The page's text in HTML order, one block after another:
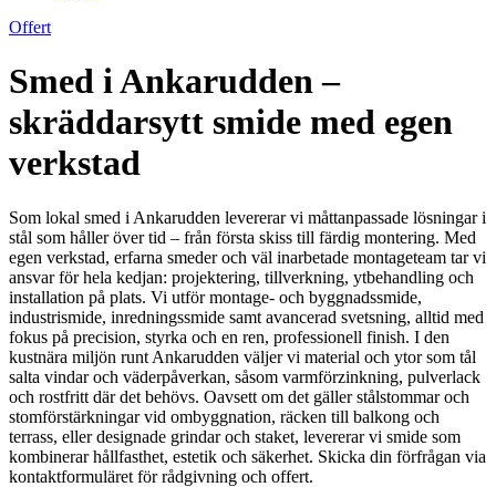
Offert
Smed i Ankarudden –
skräddarsytt smide med egen
verkstad
Som lokal smed i Ankarudden levererar vi måttanpassade lösningar i
stål som håller över tid – från första skiss till färdig montering. Med
egen verkstad, erfarna smeder och väl inarbetade montageteam tar vi
ansvar för hela kedjan: projektering, tillverkning, ytbehandling och
installation på plats. Vi utför montage- och byggnadssmide,
industrismide, inredningssmide samt avancerad svetsning, alltid med
fokus på precision, styrka och en ren, professionell finish. I den
kustnära miljön runt Ankarudden väljer vi material och ytor som tål
salta vindar och väderpåverkan, såsom varmförzinkning, pulverlack
och rostfritt där det behövs. Oavsett om det gäller stålstommar och
stomförstärkningar vid ombyggnation, räcken till balkong och
terrass, eller designade grindar och staket, levererar vi smide som
kombinerar hållfasthet, estetik och säkerhet. Skicka din förfrågan via
kontaktformuläret för rådgivning och offert.